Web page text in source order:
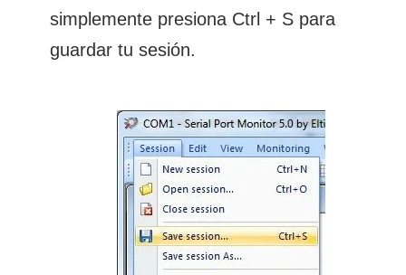
simplemente presiona Ctrl + S para
guardar tu sesión.